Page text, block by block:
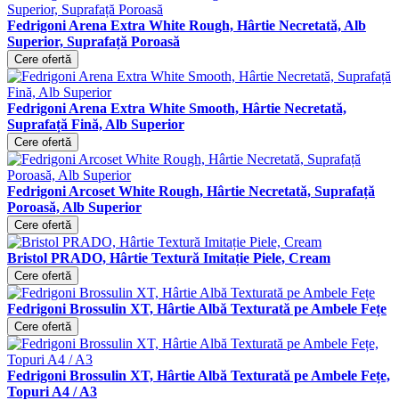
Fedrigoni Arena Extra White Rough, Hârtie Necretată, Alb
Superior, Suprafață Poroasă
Cere ofertă
Fedrigoni Arena Extra White Smooth, Hârtie Necretată,
Suprafață Fină, Alb Superior
Cere ofertă
Fedrigoni Arcoset White Rough, Hârtie Necretată, Suprafață
Poroasă, Alb Superior
Cere ofertă
Bristol PRADO, Hârtie Textură Imitație Piele, Cream
Cere ofertă
Fedrigoni Brossulin XT, Hârtie Albă Texturată pe Ambele Fețe
Cere ofertă
Fedrigoni Brossulin XT, Hârtie Albă Texturată pe Ambele Fețe,
Topuri A4 / A3